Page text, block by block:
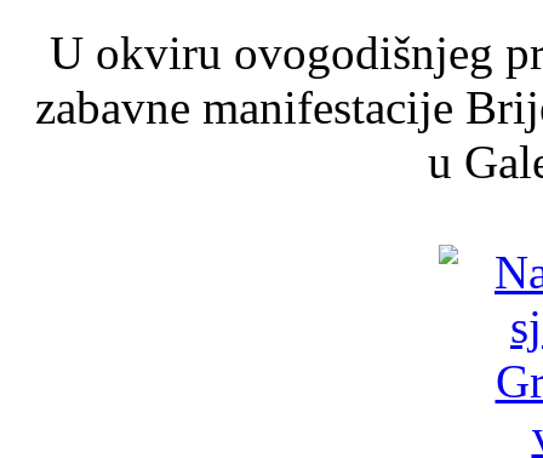
U okviru ovogodišnjeg
zabavne manifestacije
u